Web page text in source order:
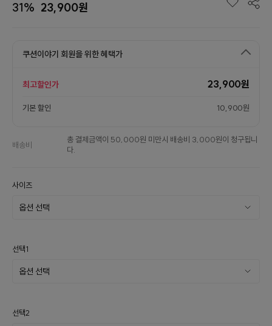
31% 23,900원
쿠션이야기 회원을 위한 혜택가
최고할인가 23,900원
기본 할인 10,900원
배송비
총 결제금액이 50,000원 미만시 배송비 3,000원이 청구됩니
다.
사이즈
선택1
선택2